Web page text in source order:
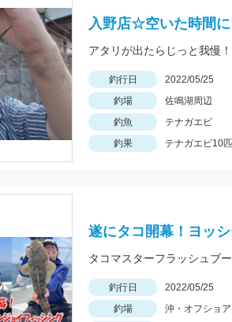
入野店☆空いた時間
アタリが出たらじっと我慢
釣行日 2022/05/25
釣場
佐鳴湖周辺
釣魚
テナガエビ
釣果
テナガエビ10匹
遂にタコ開幕！ヨッ
タコマスターフラッシュブ
釣行日 2022/05/25
釣場
沖・オフショア